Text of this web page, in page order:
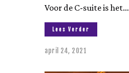
Voor de C-suite is het…
Lees Verder
april 24, 2021